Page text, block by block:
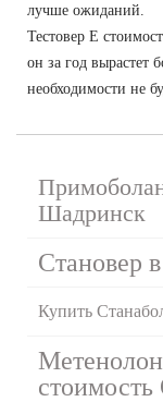
лучше ожиданий.
Тестовер Е
он за год вырастет
необходимости не
Шадринск
Становер
Купить